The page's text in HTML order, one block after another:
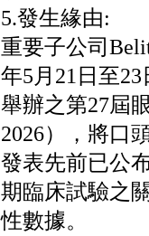
5.發生緣由:
重要子公司
年5月21日至23
舉辦之第27屆
2026），將口
發表先前已公
期臨床試驗之
性數據。